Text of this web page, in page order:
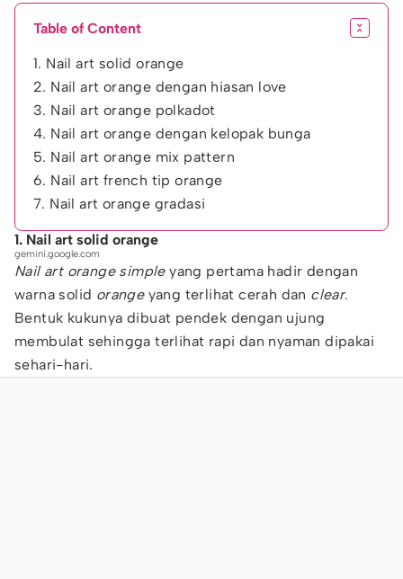
Table of Content
1. Nail art solid orange
2. Nail art orange dengan hiasan love
3. Nail art orange polkadot
4. Nail art orange dengan kelopak bunga
5. Nail art orange mix pattern
6. Nail art french tip orange
7. Nail art orange gradasi
1. Nail art solid orange
gemini.google.com
Nail art orange simpleyang pertama hadir dengan
warna solid orangeyang terlihat cerah dan clear.
Bentuk kukunya dibuat pendek dengan ujung
membulat sehingga terlihat rapi dan nyaman dipakai
sehari-hari.